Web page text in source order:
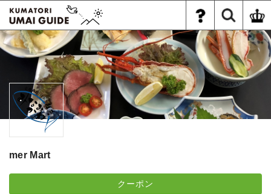
mer Mart
クーポン